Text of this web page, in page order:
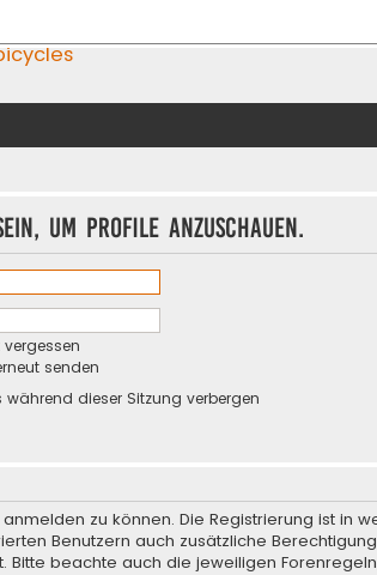
um Profile anzuschauen.
senden
während dieser Sitzung verbergen
zu können. Die Registrierung ist in
Benutzern auch zusätzliche
beachte auch die jeweiligen